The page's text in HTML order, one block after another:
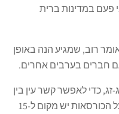
פעם במדינות ברית
רוב, שמגיע הנה באופן
חברים בערבים אחרים.
זג, כדי לאפשר קשר עין בין
הלקוחות, יכולים לשבת 20 לקוחות, ועל הכורסאות יש מקום ל-15